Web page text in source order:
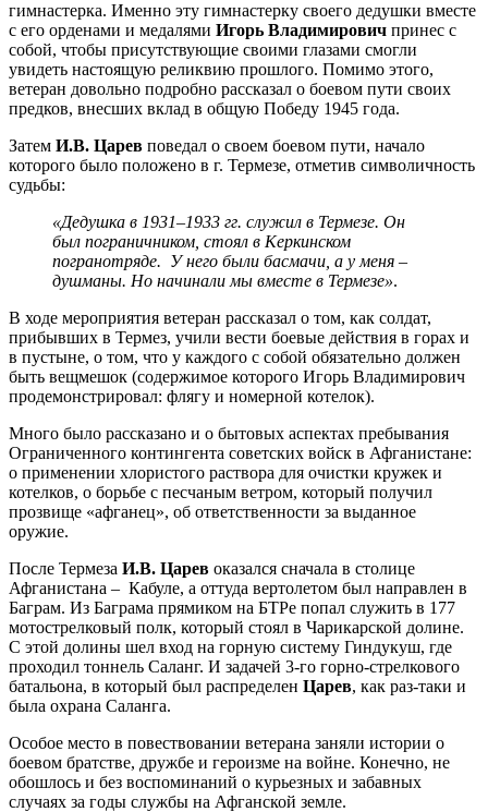
гимнастерка. Именно эту гимнастерку своего дедушки вместе
с его орденами и медалями Игорь Владимирович принес с
собой, чтобы присутствующие своими глазами смогли
увидеть настоящую реликвию прошлого. Помимо этого,
ветеран довольно подробно рассказал о боевом пути своих
предков, внесших вклад в общую Победу 1945 года.
Затем И.В. Царев поведал о своем боевом пути, начало
которого было положено в г. Термезе, отметив символичность
судьбы:
«Дедушка в 1931–1933 гг. служил в Термезе. Он
был пограничником, стоял в Керкинском
погранотряде. У него были басмачи, а у меня –
душманы. Но начинали мы вместе в Термезе».
В ходе мероприятия ветеран рассказал о том, как солдат,
прибывших в Термез, учили вести боевые действия в горах и
в пустыне, о том, что у каждого с собой обязательно должен
быть вещмешок (содержимое которого Игорь Владимирович
продемонстрировал: флягу и номерной котелок).
Много было рассказано и о бытовых аспектах пребывания
Ограниченного контингента советских войск в Афганистане:
о применении хлористого раствора для очистки кружек и
котелков, о борьбе с песчаным ветром, который получил
прозвище «афганец», об ответственности за выданное
оружие.
После Термеза И.В. Царев оказался сначала в столице
Афганистана – Кабуле, а оттуда вертолетом был направлен в
Баграм. Из Баграма прямиком на БТРе попал служить в 177
мотострелковый полк, который стоял в Чарикарской долине.
С этой долины шел вход на горную систему Гиндукуш, где
проходил тоннель Саланг. И задачей 3-го горно-стрелкового
батальона, в который был распределен Царев, как раз-таки и
была охрана Саланга.
Особое место в повествовании ветерана заняли истории о
боевом братстве, дружбе и героизме на войне. Конечно, не
обошлось и без воспоминаний о курьезных и забавных
случаях за годы службы на Афганской земле.